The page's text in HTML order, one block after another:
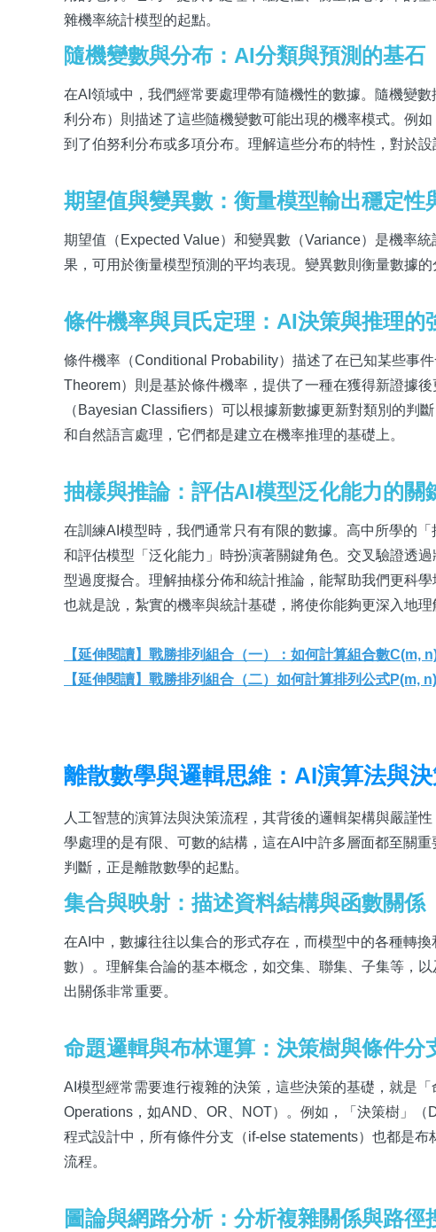
雜機率統計模型的起點。
隨機變數與分布：AI分類與預測的基石
在AI領域中，我們經常要處理帶有隨機性的數據。隨機變
利分布）則描述了這些隨機變數可能出現的機率模式。例
到了伯努利分布或多項分布。理解這些分布的特性，對於設
期望值與變異數：衡量模型輸出穩定性
期望值（Expected Value）和變異數（Variance）是機率
果，可用於衡量模型預測的平均表現。變異數則衡量數據
條件機率與貝氏定理：AI決策與推理的
條件機率（Conditional Probability）描述了在已知某些事
Theorem）則是基於條件機率，提供了一種在獲得新證據
（Bayesian Classifiers）可以根據新數據更新對類別的判
和自然語言處理，它們都是建立在機率推理的基礎上。
抽樣與推論：評估AI模型泛化能力的關
在訓練AI模型時，我們通常只有有限的數據。高中所學的
和評估模型「泛化能力」時扮演著關鍵角色。交叉驗證透
型過度擬合。理解抽樣分佈和統計推論，能幫助我們更科
也就是說，紮實的機率與統計基礎，將使你能夠更深入地
【延伸閱讀】戰勝排列組合（一）：如何計算組合數C(m,
【延伸閱讀】戰勝排列組合（二）如何計算排列公式P(m,
離散數學與邏輯思維：AI演算法與
人工智慧的演算法與決策流程，其背後的邏輯架構與嚴謹
學處理的是有限、可數的結構，這在AI中許多層面都至關
判斷，正是離散數學的起點。
集合與映射：描述資料結構與函數關係
在AI中，數據往往以集合的形式存在，而模型中的各種轉
數）。理解集合論的基本概念，如交集、聯集、子集等，
出關係非常重要。
命題邏輯與布林運算：決策樹與條件分
AI模型經常需要進行複雜的決策，這些決策的基礎，就是
Operations，如AND、OR、NOT）。例如，「決策樹」
程式設計中，所有條件分支（if-else statements）也都是
流程。
圖論與網路分析：分析複雜關係與路徑